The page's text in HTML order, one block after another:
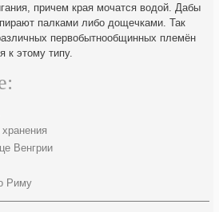
причем края мочатся водой. Дабы
палками либо дощечками. Так
первобытнообщинных племён
к этому типу.
Венгрии
Риму